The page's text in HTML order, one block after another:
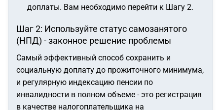
доплаты. Вам необходимо перейти к Шагу 2.
Шаг 2: Используйте статус самозанятого
(НПД) - законное решение проблемы
Самый эффективный способ сохранить и
социальную доплату до прожиточного минимума,
и регулярную индексацию пенсии по
инвалидности в полном объеме - это регистрация
в качестве налогоплательщика на